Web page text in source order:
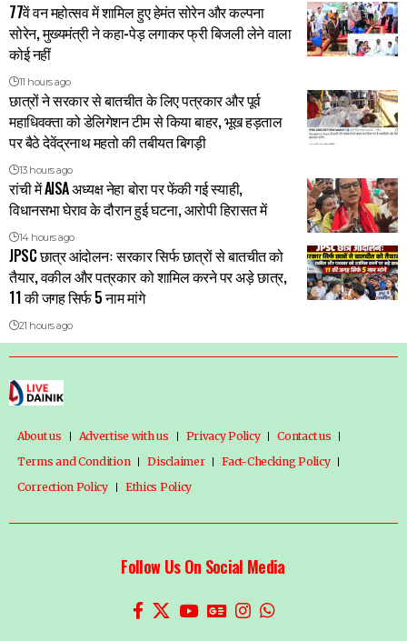
77वें वन महोत्सव में शामिल हुए हेमंत सोरेन और कल्पना
सोरेन, मुख्यमंत्री ने कहा-पेड़ लगाकर फ्री बिजली लेने वाला
कोई नहीं
11 hours ago
छात्रों ने सरकार से बातचीत के लिए पत्रकार और पूर्व
महाधिवक्ता को डेलिगेशन टीम से किया बाहर, भूख हड़ताल
पर बैठे देवेंद्रनाथ महतो की तबीयत बिगड़ी
13 hours ago
रांची में AISA अध्यक्ष नेहा बोरा पर फेंकी गई स्याही,
विधानसभा घेराव के दौरान हुई घटना, आरोपी हिरासत में
14 hours ago
JPSC छात्र आंदोलनः सरकार सिर्फ छात्रों से बातचीत को
तैयार, वकील और पत्रकार को शामिल करने पर अड़े छात्र,
11 की जगह सिर्फ 5 नाम मांगे
21 hours ago
About us Advertise with us Privacy Policy
Contact us
Terms and Condition
Disclaimer
Fact-Checking Policy
Correction Policy
Ethics Policy
Follow Us On Social Media